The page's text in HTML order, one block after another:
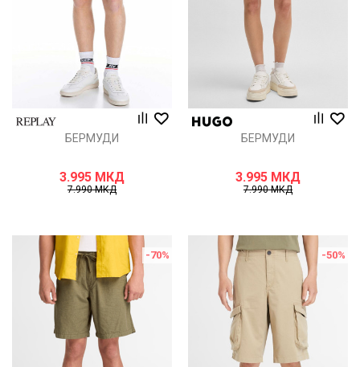
БЕРМУДИ
3.995 МКД
7.990МКД
БЕРМУДИ
3.995 МКД
7.990МКД
-70% -50%